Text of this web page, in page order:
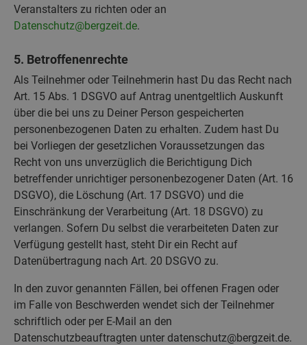
Veranstalters zu richten oder an
Datenschutz@bergzeit.de.
5. Betroffenenrechte
Als Teilnehmer oder Teilnehmerin hast Du das Recht nach
Art. 15 Abs. 1 DSGVO auf Antrag unentgeltlich Auskunft
über die bei uns zu Deiner Person gespeicherten
personenbezogenen Daten zu erhalten. Zudem hast Du
bei Vorliegen der gesetzlichen Voraussetzungen das
Recht von uns unverzüglich die Berichtigung Dich
betreffender unrichtiger personenbezogener Daten (Art. 16
DSGVO), die Löschung (Art. 17 DSGVO) und die
Einschränkung der Verarbeitung (Art. 18 DSGVO) zu
verlangen. Sofern Du selbst die verarbeiteten Daten zur
Verfügung gestellt hast, steht Dir ein Recht auf
Datenübertragung nach Art. 20 DSGVO zu.
In den zuvor genannten Fällen, bei offenen Fragen oder
im Falle von Beschwerden wendet sich der Teilnehmer
schriftlich oder per E-Mail an den
Datenschutzbeauftragten unter datenschutz@bergzeit.de.